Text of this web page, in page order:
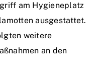
am Hygieneplatz
ausgestattet.
weitere
an den